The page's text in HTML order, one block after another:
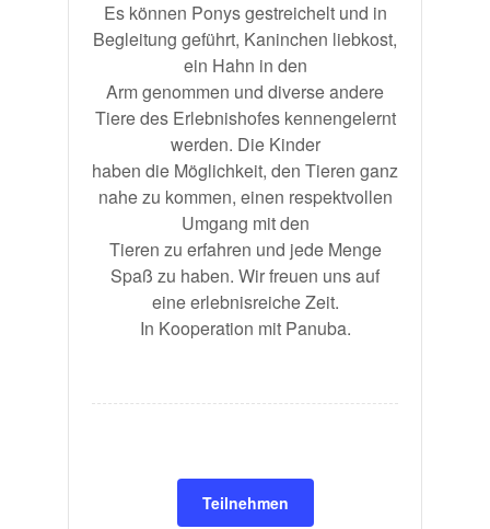
Es können Ponys gestreichelt und in
Begleitung geführt, Kaninchen liebkost,
ein Hahn in den
Arm genommen und diverse andere
Tiere des Erlebnishofes kennengelernt
werden. Die Kinder
haben die Möglichkeit, den Tieren ganz
nahe zu kommen, einen respektvollen
Umgang mit den
Tieren zu erfahren und jede Menge
Spaß zu haben. Wir freuen uns auf
eine erlebnisreiche Zeit.
In Kooperation mit Panuba.
Teilnehmen